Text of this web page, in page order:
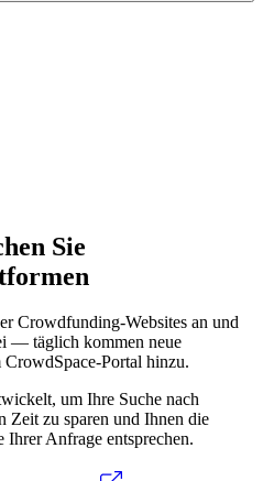
Sie
Crowdfunding-Websites an und
— täglich kommen neue
Portal hinzu.
um Ihre Suche nach
Zeit zu sparen und Ihnen die
Ihrer Anfrage entsprechen.